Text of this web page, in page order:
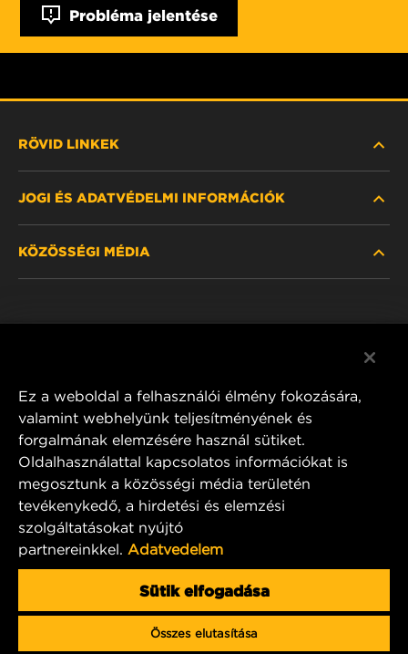
Probléma jelentése
RÖVID LINKEK
HOL KAPHATÓ
JOGI ÉS ADATVÉDELMI INFORMÁCIÓK
KÖZÖSSÉGI MÉDIA
MANN+HUMMEL FT Poland
ul. Wrocławska 145,
63-800 GOSTYŃ, POLAND
Tel. +48 65 572 89 00
E-mail:info@mann-hummel.com
Ez a weboldal a felhasználói élmény fokozására,
valamint webhelyünk teljesítményének és
forgalmának elemzésére használ sütiket.
Oldalhasználattal kapcsolatos információkat is
megosztunk a közösségi média területén
tevékenykedő, a hirdetési és elemzési
szolgáltatásokat nyújtó
partnereinkkel. Adatvedelem
Sütik elfogadása
Összes elutasítása